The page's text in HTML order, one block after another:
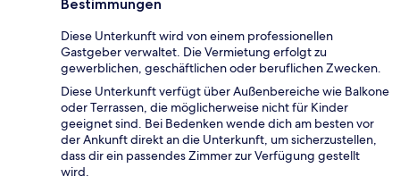
Bestimmungen
Diese Unterkunft wird von einem professionellen
Gastgeber verwaltet. Die Vermietung erfolgt zu
gewerblichen, geschäftlichen oder beruflichen Zwecken.
Diese Unterkunft verfügt über Außenbereiche wie Balkone
oder Terrassen, die möglicherweise nicht für Kinder
geeignet sind. Bei Bedenken wende dich am besten vor
der Ankunft direkt an die Unterkunft, um sicherzustellen,
dass dir ein passendes Zimmer zur Verfügung gestellt
wird.